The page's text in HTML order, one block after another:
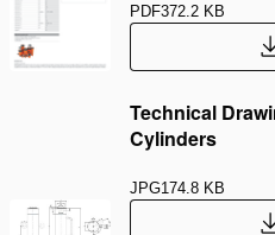
PDF372.2 KB
Technical
Cylinders
JPG174.8 KB